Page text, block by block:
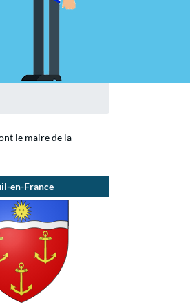
le maire de la
en-France